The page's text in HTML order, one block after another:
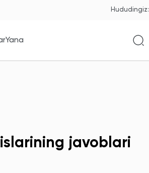
Hududingiz:
Yana
javoblari